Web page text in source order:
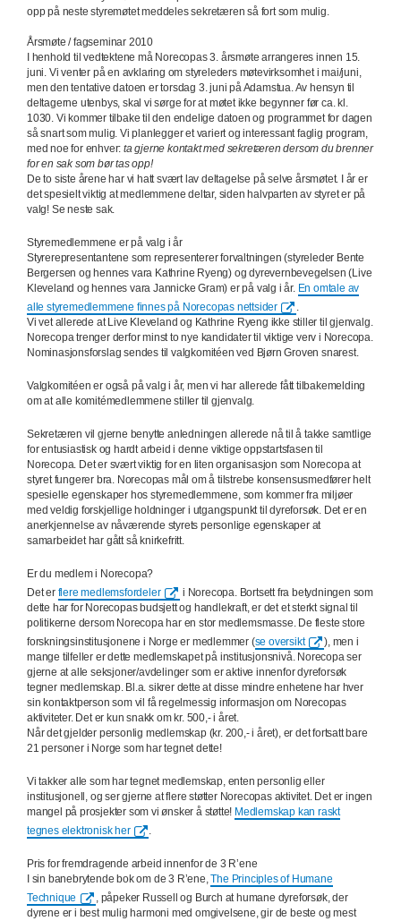
opp på neste styremøtet meddeles sekretæren så fort som mulig.
Årsmøte / fagseminar 2010
I henhold til vedtektene må Norecopas 3. årsmøte arrangeres innen 15.
juni. Vi venter på en avklaring om styreleders møtevirksomhet i mai/juni,
men den tentative datoen er torsdag 3. juni på Adamstua. Av hensyn til
deltagerne utenbys, skal vi sørge for at møtet ikke begynner før ca. kl.
1030. Vi kommer tilbake til den endelige datoen og programmet for dagen
så snart som mulig. Vi planlegger et variert og interessant faglig program,
med noe for enhver:ta gjerne kontakt med sekretæren dersom du brenner
for en sak som bør tas opp!
De to siste årene har vi hatt svært lav deltagelse på selve årsmøtet. I år er
det spesielt viktig at medlemmene deltar, siden halvparten av styret er på
valg! Se neste sak.
Styremedlemmene er på valg i år
Styrerepresentantene som representerer forvaltningen (styreleder Bente
Bergersen og hennes vara Kathrine Ryeng) og dyrevernbevegelsen (Live
Kleveland og hennes vara Jannicke Gram) er på valg i år. En omtale av
alle styremedlemmene finnes på Norecopas nettsider
.
Vi vet allerede at Live Kleveland og Kathrine Ryeng ikke stiller til gjenvalg.
Norecopa trenger derfor minst to nye kandidater til viktige verv i Norecopa.
Nominasjonsforslag sendes til valgkomitéen ved Bjørn Groven snarest.
Valgkomitéen er også på valg i år, men vi har allerede fått tilbakemelding
om at alle komitémedlemmene stiller til gjenvalg.
Sekretæren vil gjerne benytte anledningen allerede nå til å takke samtlige
for entusiastisk og hardt arbeid i denne viktige oppstartsfasen til
Norecopa. Det er svært viktig for en liten organisasjon som Norecopa at
styret fungerer bra. Norecopas mål om å tilstrebe konsensusmedfører helt
spesielle egenskaper hos styremedlemmene, som kommer fra miljøer
med veldig forskjellige holdninger i utgangspunkt til dyreforsøk. Det er en
anerkjennelse av nåværende styrets personlige egenskaper at
samarbeidet har gått så knirkefritt.
Er du medlem i Norecopa?
Det er flere medlemsfordeler
i Norecopa. Bortsett fra betydningen som
dette har for Norecopas budsjett og handlekraft, er det et sterkt signal til
politikerne dersom Norecopa har en stor medlemsmasse. De fleste store
forskningsinstitusjonene i Norge er medlemmer (se oversikt
), men i
mange tilfeller er dette medlemskapet på institusjonsnivå. Norecopa ser
gjerne at alle seksjoner/avdelinger som er aktive innenfor dyreforsøk
tegner medlemskap. Bl.a. sikrer dette at disse mindre enhetene har hver
sin kontaktperson som vil få regelmessig informasjon om Norecopas
aktiviteter. Det er kun snakk om kr. 500,- i året.
Når det gjelder personlig medlemskap (kr. 200,- i året), er det fortsatt bare
21 personer i Norge som har tegnet dette!
Vi takker alle som har tegnet medlemskap, enten personlig eller
institusjonell, og ser gjerne at flere støtter Norecopas aktivitet. Det er ingen
mangel på prosjekter som vi ønsker å støtte! Medlemskap kan raskt
tegnes elektronisk her
.
Pris for fremdragende arbeid innenfor de 3 R’ene
I sin banebrytende bok om de 3 R’ene,The Principles of Humane
Technique
, påpeker Russell og Burch at humane dyreforsøk, der
dyrene er i best mulig harmoni med omgivelsene, gir de beste og mest